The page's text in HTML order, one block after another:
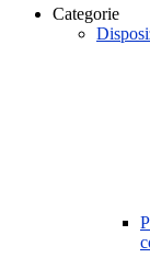
Categorie